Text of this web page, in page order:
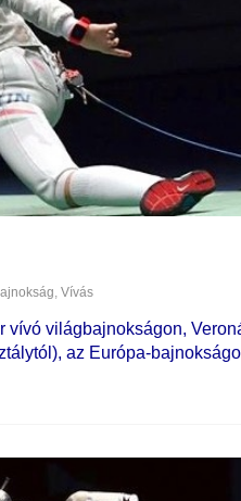
, Vívás
vívó világbajnokságon,
az Európa-